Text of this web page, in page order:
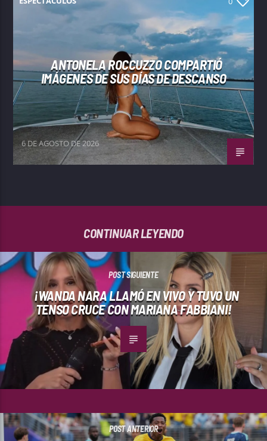
ANTONELA ROCCUZZO COMPARTIÓ
IMÁGENES DE SUS DÍAS DE DESCANSO
6 DE AGOSTO DE 2026
CONTINUAR LEYENDO
POST SIGUIENTE
¡WANDA NARA LLAMÓ EN VIVO Y TUVO UN
TENSO CRUCE CON MARIANA FABBIANI!
POST ANTERIOR